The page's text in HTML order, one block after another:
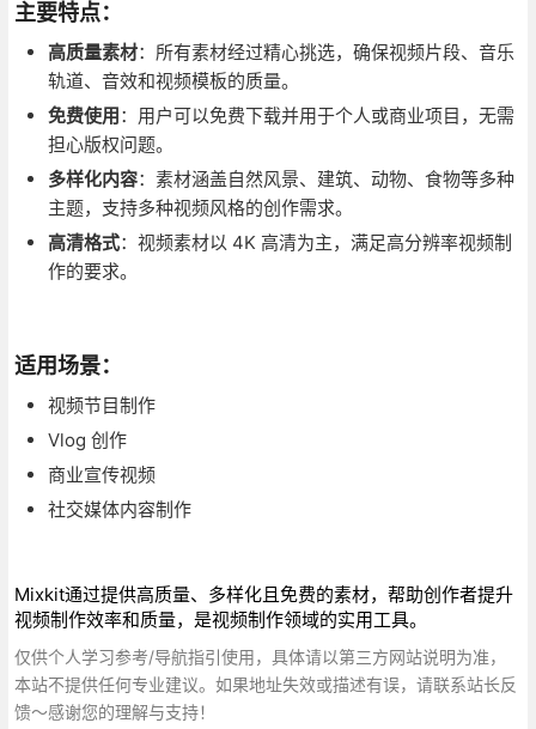
主要特点：
高质量素材：所有素材经过精心挑选，确保视频片段、音乐
轨道、音效和视频模板的质量。
免费使用：用户可以免费下载并用于个人或商业项目，无需
担心版权问题。
多样化内容：素材涵盖自然风景、建筑、动物、食物等多种
主题，支持多种视频风格的创作需求。
高清格式：视频素材以 4K 高清为主，满足高分辨率视频制
作的要求。
适用场景：
视频节目制作
Vlog 创作
商业宣传视频
社交媒体内容制作
Mixkit通过提供高质量、多样化且免费的素材，帮助创作者提升
视频制作效率和质量，是视频制作领域的实用工具。
仅供个人学习参考/导航指引使用，具体请以第三方网站说明为准，
本站不提供任何专业建议。如果地址失效或描述有误，请联系站长反
馈～感谢您的理解与支持！